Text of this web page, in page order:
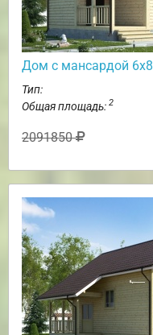
Дом с мансардой 6х8
Тип:
Общая площадь: 2
2091850